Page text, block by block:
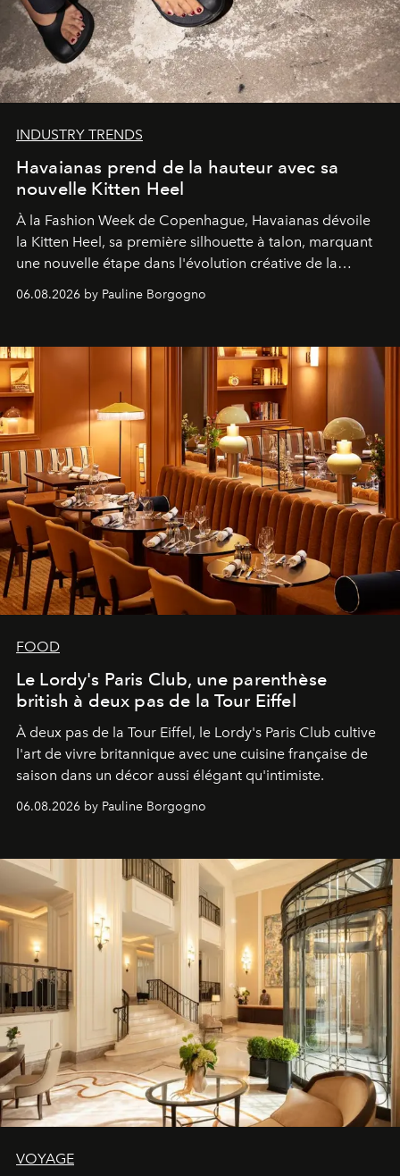
INDUSTRY TRENDS
Havaianas prend de la hauteur avec sa
nouvelle Kitten Heel
À la Fashion Week de Copenhague, Havaianas dévoile
la Kitten Heel, sa première silhouette à talon, marquant
une nouvelle étape dans l'évolution créative de la
06.08.2026 by Pauline Borgogno
FOOD
Le Lordy's Paris Club, une parenthèse
british à deux pas de la Tour Eiffel
À deux pas de la Tour Eiffel, le Lordy's Paris Club cultive
l'art de vivre britannique avec une cuisine française de
saison dans un décor aussi élégant qu'intimiste.
06.08.2026 by Pauline Borgogno
VOYAGE